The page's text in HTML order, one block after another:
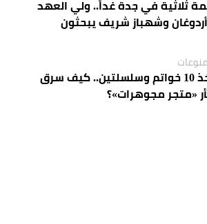
ثلاثية في جدة غداً.. ولي العهد
وشهباز شريف يبحثون
منوعات
أخذ 10 خواتم وسلسلتين.. كيف سرق
«متجر مجوهرات»؟